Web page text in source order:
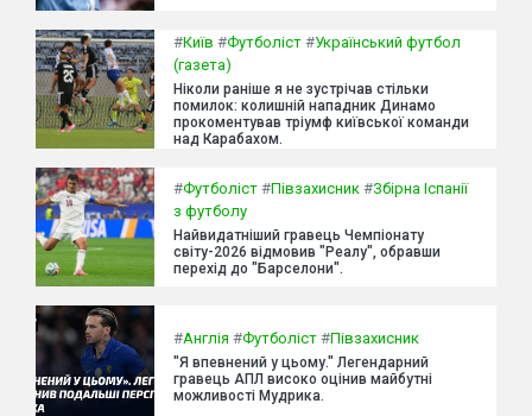
#Київ #Футболіст #Український футбол
(газета)
Ніколи раніше я не зустрічав стільки
помилок: колишній нападник Динамо
прокоментував тріумф київської команди
над Карабахом.
#Футболіст #Півзахисник #Збірна Іспанії
з футболу
Найвидатніший гравець Чемпіонату
світу-2026 відмовив "Реалу", обравши
перехід до "Барселони".
#Англія #Футболіст #Півзахисник
"Я впевнений у цьому." Легендарний
гравець АПЛ високо оцінив майбутні
можливості Мудрика.